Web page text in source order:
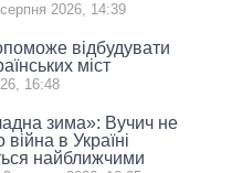
2026, 14:39
відбудувати
міст
16:48
зима»: Вучич не
війна в Україні
найближчими